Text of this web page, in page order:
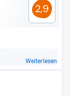
2,9
Weiterlesen